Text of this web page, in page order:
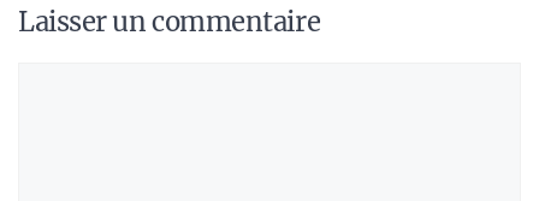
Laisser un commentaire